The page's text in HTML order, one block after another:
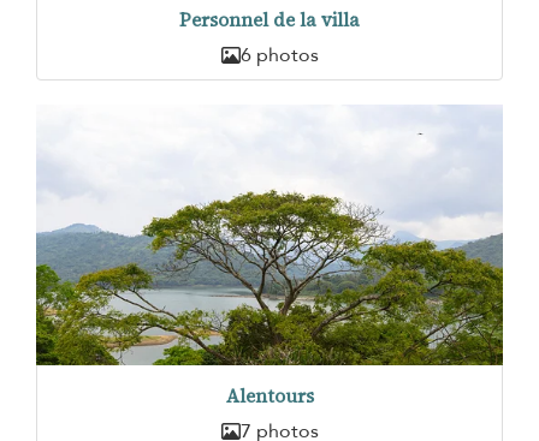
Personnel de la villa
6 photos
Alentours
7 photos